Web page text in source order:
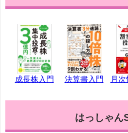
成長株入門 決算書入門 月
はっしゃん